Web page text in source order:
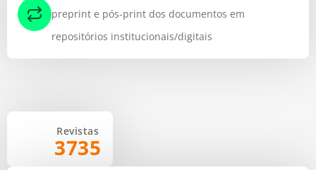
preprint e pós-print dos documentos em
repositórios institucionais/digitais
Revistas
3735